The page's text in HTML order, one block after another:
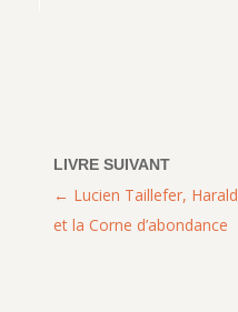
Lucien Taillefer, Harald
et la Corne d’abondance